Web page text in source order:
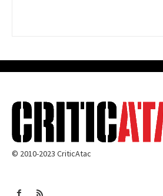
© 2010-2023 CriticAtac